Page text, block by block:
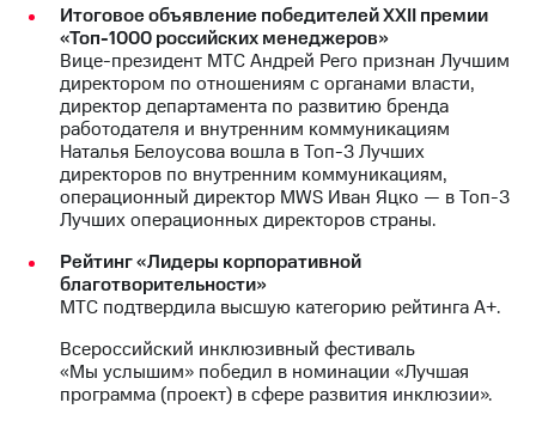
Итоговое объявление победителей XXII премии
«Топ-1000 российских менеджеров»
Вице-президент МТС Андрей Рего признан Лучшим
директором по отношениям с органами власти,
директор департамента по развитию бренда
работодателя и внутренним коммуникациям
Наталья Белоусова вошла в Топ-3 Лучших
директоров по внутренним коммуникациям,
операционный директор MWS Иван Яцко — в Топ-3
Лучших операционных директоров страны.
Рейтинг «Лидеры корпоративной
благотворительности»
МТС подтвердила высшую категорию рейтинга А+.
Всероссийский инклюзивный фестиваль
«Мы услышим» победил в номинации «Лучшая
программа (проект) в сфере развития инклюзии».